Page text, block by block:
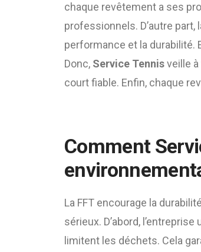
chaque revêtement a ses
professionnels. D’autre
performance et la durabilité.
Donc, Service Tennisveille
court fiable. Enfin, chaque
Comment
La FFT encourage la
sérieux. D’abord,
limitent les déchets. Cela